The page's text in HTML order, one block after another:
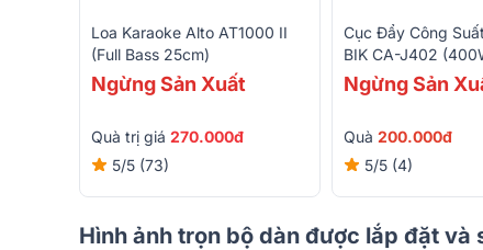
Loa Karaoke Alto AT1000 II
(Full Bass 25cm)
Ngừng Sản Xuất
Quà trị giá 270.000đ
5/5 (73)
Cục Đẩy Công
BIK CA-J402
Ngừng Sản
Quà 200.000đ
5/5 (4)
Hình ảnh trọn bộ dàn được lắp đặt và